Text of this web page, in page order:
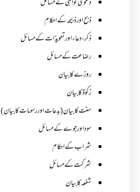
دعوی گواہی کے مسائل
ذبح اور ذبیحہ کے احکام
ذکر،دعاء اور تعویذات کے مسائل
رضاعت کے مسائل
روزے کا بیان
زکوة کابیان
سنت کا بیان (بدعات اور رسومات کا بیان)
سود اور جوے کے مسائل
شراب کے احکام
شرکت کے مسائل
شفعہ کا بیان